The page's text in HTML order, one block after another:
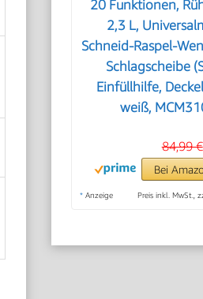
20 Funktionen,
2,3 L,
Schneid-Raspel-
Schlagscheibe
Einfüllhilfe,
weiß,
84,99 €
Bei
* Anzeige Preis inkl. MwSt.,